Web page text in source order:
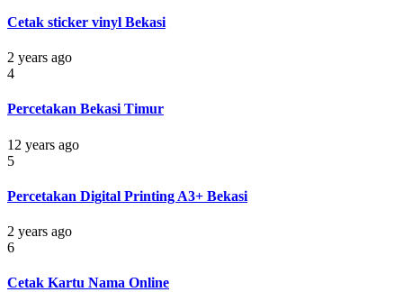
Cetak sticker vinyl Bekasi
2 years ago
4
Percetakan Bekasi Timur
12 years ago
5
Percetakan Digital Printing A3+ Bekasi
2 years ago
6
Cetak Kartu Nama Online